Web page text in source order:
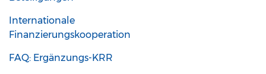
Internationale
Finanzierungskooperation
FAQ: Ergänzungs-KRR